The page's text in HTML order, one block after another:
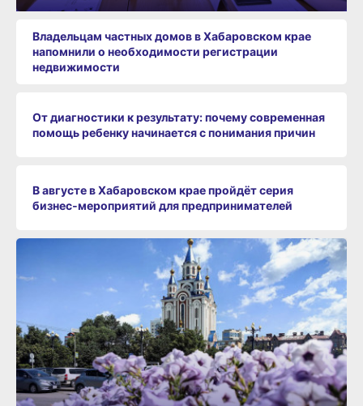
Владельцам частных домов в Хабаровском крае
напомнили о необходимости регистрации
недвижимости
От диагностики к результату: почему современная
помощь ребенку начинается с понимания причин
В августе в Хабаровском крае пройдёт серия
бизнес‑мероприятий для предпринимателей